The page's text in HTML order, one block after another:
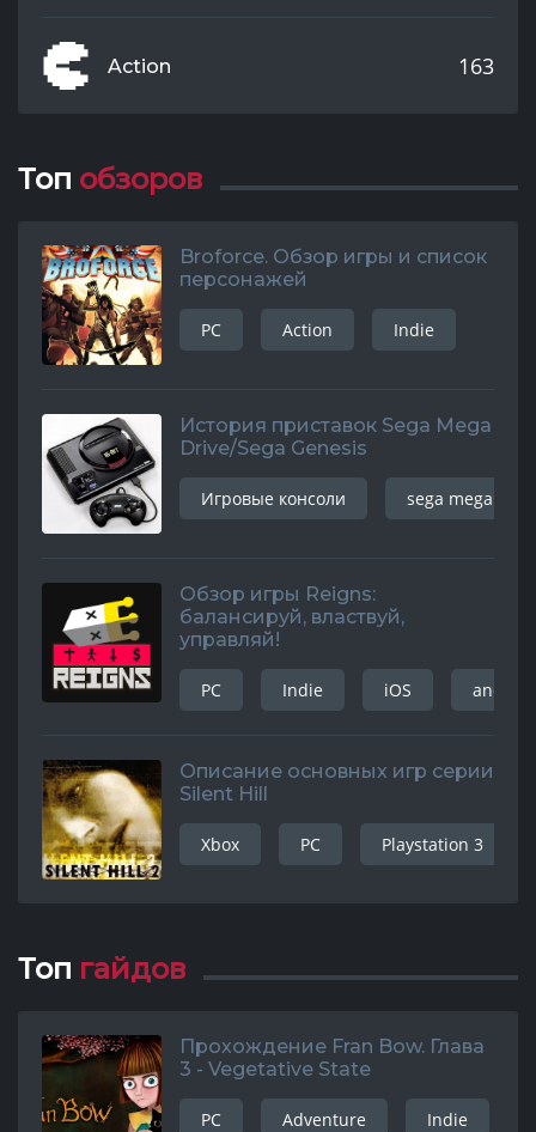
Action 163
Топ обзоров
Broforce. Обзор игры и список
персонажей
PC Action Indie
История приставок Sega Mega
Drive/Sega Genesis
Игровые консоли sega mega
Обзор игры Reigns:
балансируй, властвуй,
управляй!
PC Indie iOS android
Описание основных игр серии
Silent Hill
Xbox PC Playstation 3
Топ гайдов
Прохождение Fran Bow. Глава
3 - Vegetative State
PC Adventure Indie